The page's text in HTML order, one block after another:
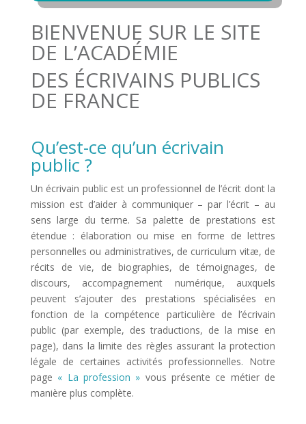
BIENVENUE SUR LE SITE
DE L’ACADÉMIE
DES ÉCRIVAINS PUBLICS
DE FRANCE
Qu’est-ce qu’un écrivain
public ?
Un écrivain public est un professionnel de l’écrit dont la
mission est d’aider à communiquer – par l’écrit – au
sens large du terme. Sa palette de prestations est
étendue : élaboration ou mise en forme de lettres
personnelles ou administratives, de curriculum vitæ, de
récits de vie, de biographies, de témoignages, de
discours, accompagnement numérique, auxquels
peuvent s’ajouter des prestations spécialisées en
fonction de la compétence particulière de l’écrivain
public (par exemple, des traductions, de la mise en
page), dans la limite des règles assurant la protection
légale de certaines activités professionnelles. Notre
page « La profession » vous présente ce métier de
manière plus complète.